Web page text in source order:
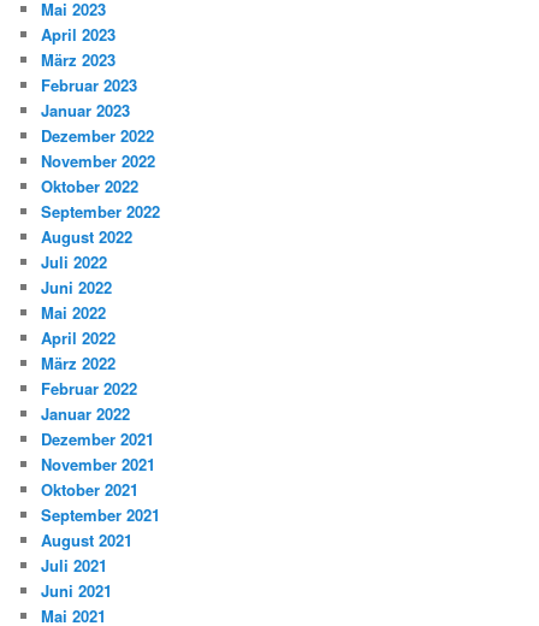
Mai 2023
April 2023
März 2023
Februar 2023
Januar 2023
Dezember 2022
November 2022
Oktober 2022
September 2022
August 2022
Juli 2022
Juni 2022
Mai 2022
April 2022
März 2022
Februar 2022
Januar 2022
Dezember 2021
November 2021
Oktober 2021
September 2021
August 2021
Juli 2021
Juni 2021
Mai 2021